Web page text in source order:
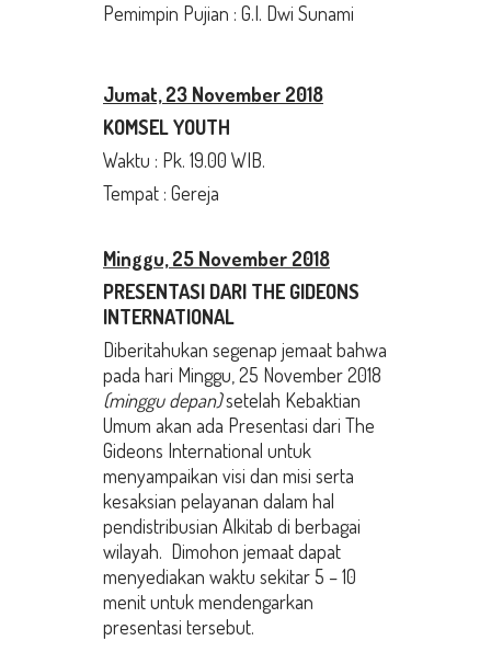
Pemimpin Pujian : G.I. Dwi Sunami
Jumat, 23 November 2018
KOMSEL YOUTH
Waktu : Pk. 19.00 WIB.
Tempat : Gereja
Minggu, 25 November 2018
PRESENTASI DARI THE GIDEONS
INTERNATIONAL
Diberitahukan segenap jemaat bahwa
pada hari Minggu, 25 November 2018
(minggu depan)setelah Kebaktian
Umum akan ada Presentasi dari The
Gideons International untuk
menyampaikan visi dan misi serta
kesaksian pelayanan dalam hal
pendistribusian Alkitab di berbagai
wilayah. Dimohon jemaat dapat
menyediakan waktu sekitar 5 – 10
menit untuk mendengarkan
presentasi tersebut.